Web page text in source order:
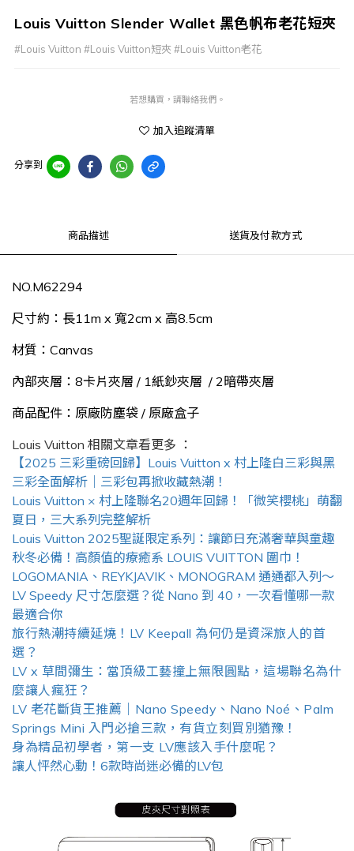
Louis Vuitton Slender Wallet 黑色帆布老花短夾
#Louis Vuitton #Louis Vuitton短夾 #Louis Vuitton老花
若想購買，請聯絡我們。
加入追蹤清單
分享到
商品描述 送貨及付款方式
NO.M62294
尺寸約：長11m x 寬2cm x 高8.5cm
材質：Canvas
內部夾層：8卡片夾層 / 1紙鈔夾層 / 2暗帶夾層
商品配件：原廠防塵袋 / 原廠盒子
Louis Vuitton 相關文章看更多 ：
【2025 三彩重磅回歸】Louis Vuitton x 村上隆白三彩與黑
三彩全面解析｜三彩包再掀收藏熱潮！
Louis Vuitton × 村上隆聯名20週年回歸！「微笑櫻桃」萌翻
夏日，三大系列完整解析
Louis Vuitton 2025聖誕限定系列：讓節日充滿奢華與童趣
秋冬必備！高顏值的療癒系 LOUIS VUITTON 圍巾！
LOGOMANIA、REYKJAVIK、MONOGRAM 通通都入列～
LV Speedy 尺寸怎麼選？從 Nano 到 40，一次看懂哪一款
最適合你
旅行熱潮持續延燒！LV Keepall 為何仍是資深旅人的首
選？
LV x 草間彌生：當頂級工藝撞上無限圓點，這場聯名為什
麼讓人瘋狂？
LV 老花斷貨王推薦｜Nano Speedy、Nano Noé、Palm
Springs Mini 入門必搶三款，有貨立刻買別猶豫！
身為精品初學者，第一支 LV應該入手什麼呢？
讓人怦然心動！6款時尚迷必備的LV包